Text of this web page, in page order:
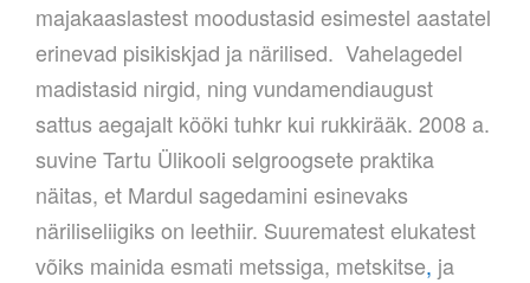
majakaaslastest moodustasid esimestel aastatel
erinevad pisikiskjad ja närilised. Vahelagedel
madistasid nirgid, ning vundamendiaugust
sattus aegajalt kööki tuhkr kui rukkirääk. 2008 a.
suvine Tartu Ülikooli selgroogsete praktika
näitas, et Mardul sagedamini esinevaks
näriliseliigiks on leethiir. Suurematest elukatest
võiks mainida esmati metssiga, metskitse, ja